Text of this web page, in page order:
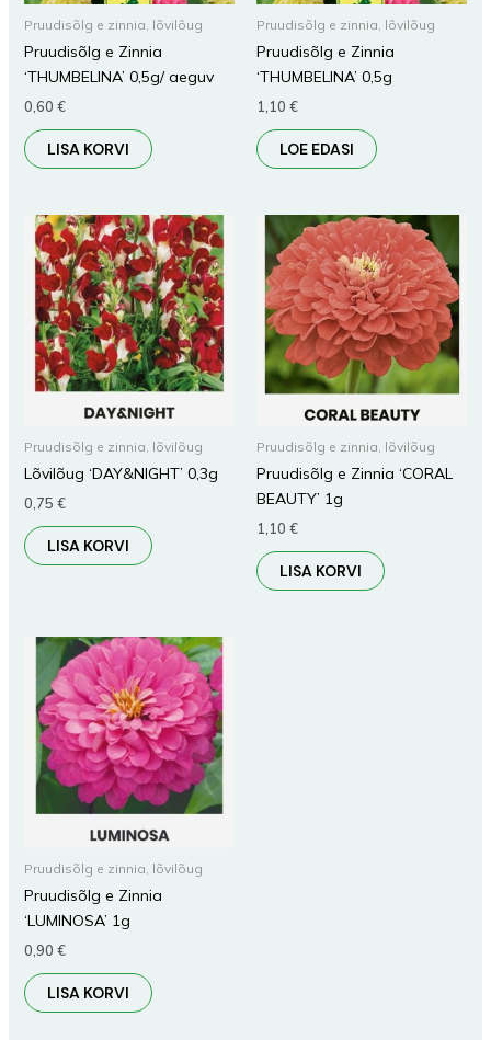
Pruudisõlg e zinnia, lõvilõug
Pruudisõlg e Zinnia
‘THUMBELINA’ 0,5g/ aeguv
0,60 €
LISA KORVI
Pruudisõlg e zinnia, lõvilõug
Pruudisõlg e Zinnia
‘THUMBELINA’ 0,5g
1,10 €
LOE EDASI
Pruudisõlg e zinnia, lõvilõug
Lõvilõug ‘DAY&NIGHT’ 0,3g
0,75 €
LISA KORVI
Pruudisõlg e zinnia, lõvilõug
Pruudisõlg e Zinnia ‘CORAL
BEAUTY’ 1g
1,10 €
LISA KORVI
Pruudisõlg e zinnia, lõvilõug
Pruudisõlg e Zinnia
‘LUMINOSA’ 1g
0,90 €
LISA KORVI